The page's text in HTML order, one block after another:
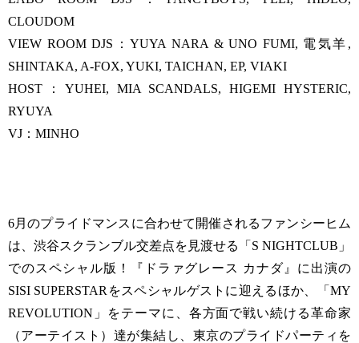
CLOUDOM
VIEW ROOM DJS：YUYA NARA & UNO FUMI, 電気羊,
SHINTAKA, A-FOX, YUKI, TAICHAN, EP, VIAKI
HOST：YUHEI, MIA SCANDALS, HIGEMI HYSTERIC,
RYUYA
VJ：MINHO
6月のプライドマンスに合わせて開催されるファンシーヒム
は、渋谷スクランブル交差点を見渡せる「S NIGHTCLUB」
でのスペシャル版！『ドラァグレース カナダ』に出演の
SISI SUPERSTARをスペシャルゲストに迎えるほか、「MY
REVOLUTION」をテーマに、各方面で戦い続ける革命家
（アーテイスト）達が集結し、東京のプライドパーティを